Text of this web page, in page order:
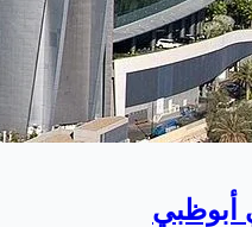
أبوظبي